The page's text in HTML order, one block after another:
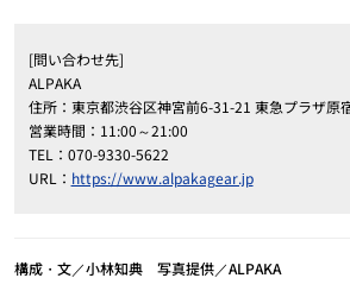
[問い合わせ先]
ALPAKA
住所：東京都渋谷区神宮前6-31-21 東急プラザ原
営業時間：11:00～21:00
TEL：070-9330-5622
URL： https://www.alpakagear.jp
構成・文／小林知典 写真提供／ALPAKA